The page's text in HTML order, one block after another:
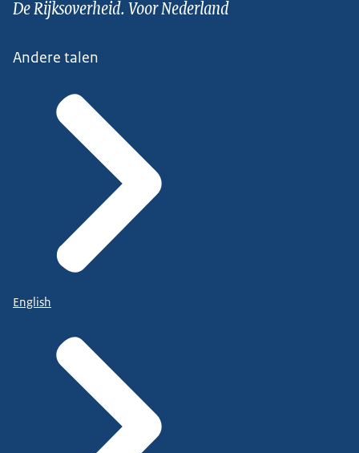
De Rijksoverheid. Voor Nederland
Andere talen
English